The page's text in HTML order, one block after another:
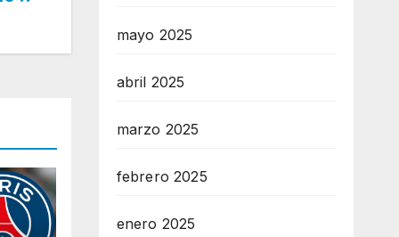
mayo 2025
abril 2025
marzo 2025
febrero 2025
enero 2025